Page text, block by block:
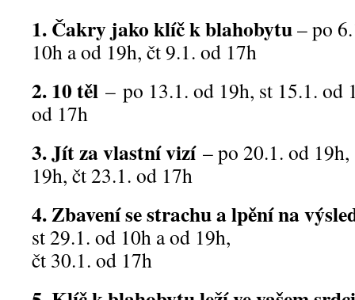
1. Čakry jako klíč k blahobytu– po
10h a od 19h, čt 9.1. od 17h
2. 10 těl – po 13.1. od 19h, st 15.1. od
od 17h
3. Jít za vlastní vizí – po 20.1. od
19h, čt 23.1. od 17h
4. Zbavení se strachu a lpění na
st 29.1. od 10h a od 19h,
čt 30.1. od 17h